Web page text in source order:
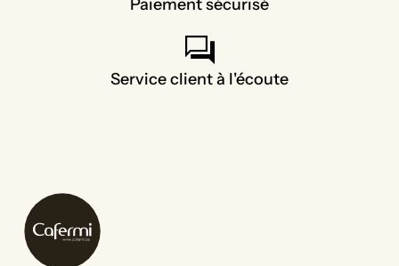
Paiement sécurisé
forum
Service client à l'écoute